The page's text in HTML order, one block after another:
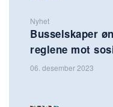
Nyhet
Busselskaper
reglene mot
06. desember 2023